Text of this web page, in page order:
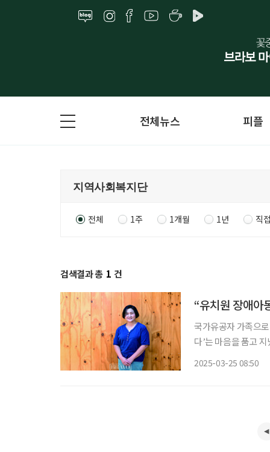
전체뉴스 피플
전체 1주 1개월 1년 직
검색결과 총 1 건
“유치원 장애아
국가유공자 가족으
다’는 마음을 품고
2025-03-25 08:50